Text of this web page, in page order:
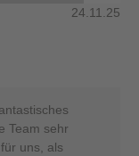
24.11.25
Team sehr
uns, als